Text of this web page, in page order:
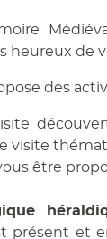
heureux de
des
visite
être
présent et